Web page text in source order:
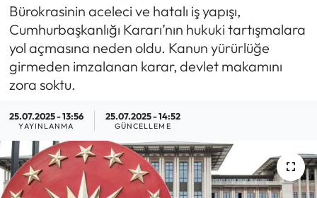
Bürokrasinin aceleci ve hatalı iş yapışı,
Cumhurbaşkanlığı Kararı’nın hukuki tartışmalara
yol açmasına neden oldu. Kanun yürürlüğe
girmeden imzalanan karar, devlet makamını
zora soktu.
25.07.2025 - 13:56
YAYINLANMA
25.07.2025 - 14:52
GÜNCELLEME
İş Fırsatları
Yargı Kararları
Araştırma-Rapor